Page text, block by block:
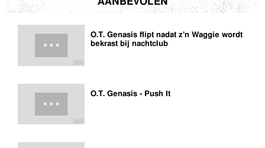
O.T. Genasis flipt nadat z'n Waggie wordt
bekrast bij nachtclub
O.T. Genasis - Push It